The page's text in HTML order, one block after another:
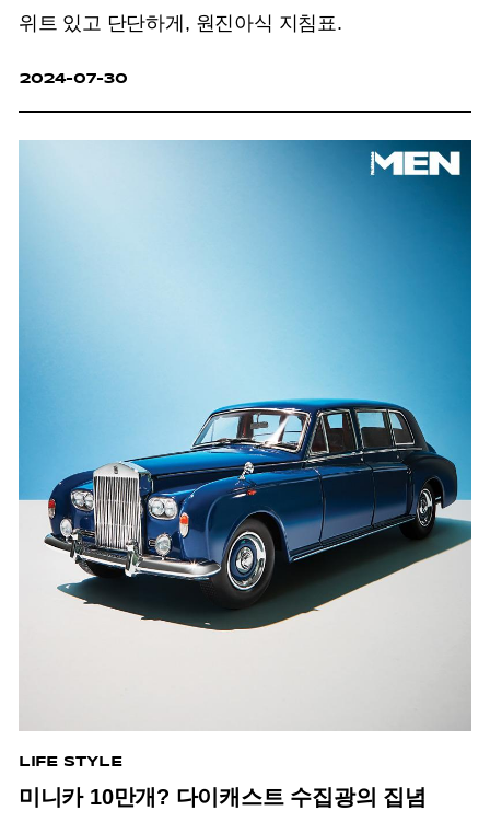
위트 있고 단단하게, 원진아식 지침표.
2024-07-30
LIFE STYLE
미니카 10만개? 다이캐스트 수집광의 집념